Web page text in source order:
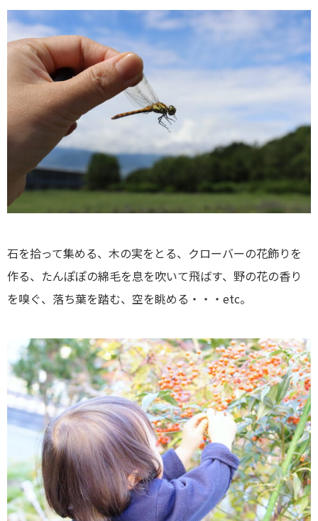
石を拾って集める、木の実をとる、クローバーの花飾りを
作る、たんぽぽの綿毛を息を吹いて飛ばす、野の花の香り
を嗅ぐ、落ち葉を踏む、空を眺める・・・etc。